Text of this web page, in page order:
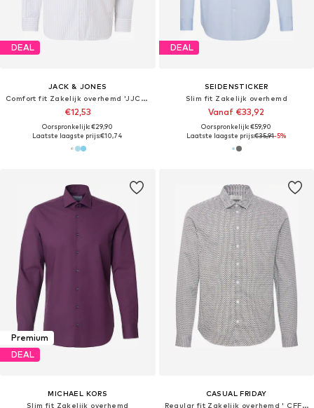
DEAL
JACK & JONES
Comfort fit Zakelijk overhemd 'JJCOLE'
€12,53
Oorspronkelijk: €29,90
Laatste laagste prijs:€10,74
DEAL
SEIDENSTICKER
Slim fit Zakelijk overhemd
Vanaf €33,92
Oorspronkelijk: €59,90
Laatste laagste prijs:€35,91-5%
Premium
DEAL
MICHAEL KORS
Slim fit Zakelijk overhemd
CASUAL FRIDAY
Regular fit Zakelijk overhemd ' CFFRIDI '